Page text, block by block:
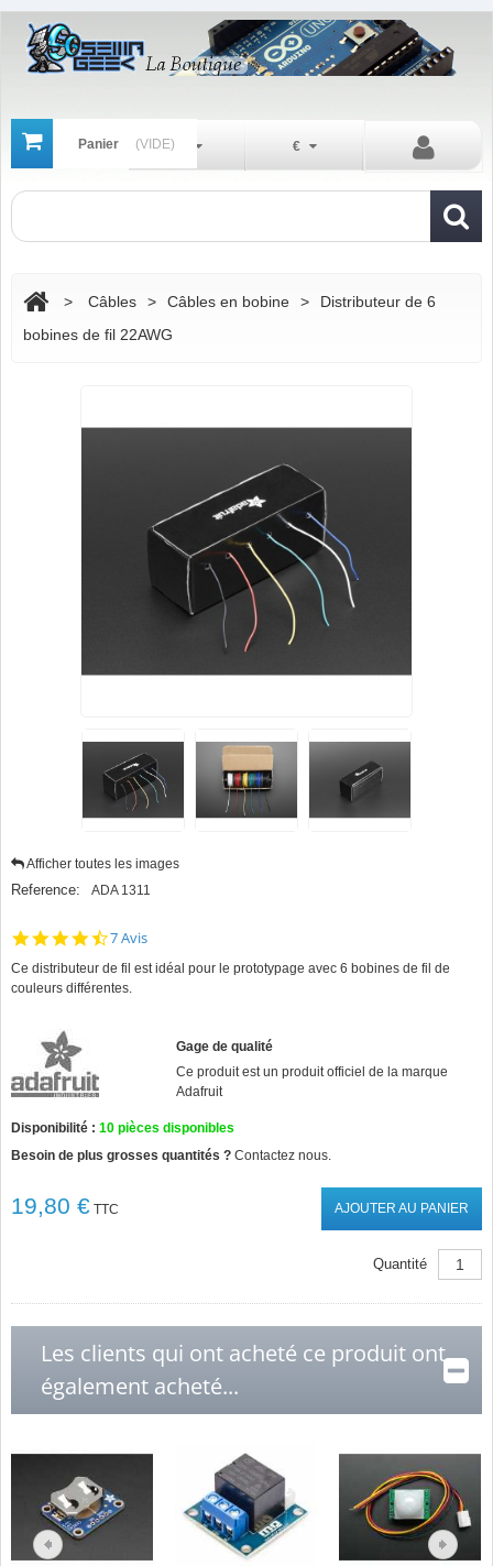
Panier (VIDE) €
Fr
> Câbles > Câbles en bobine >
Distributeur de 6
bobines de fil 22AWG
Afficher toutes les images
Reference: ADA 1311
4.3
rating
7 Avis
Ce distributeur de fil est idéal pour le prototypage avec 6 bobines de fil de
couleurs différentes.
Gage de qualité
Ce produit est un produit officiel de la marque
Adafruit
Disponibilité :10 pièces disponibles
Besoin de plus grosses quantités ?Contactez nous.
19,80 € TTC AJOUTER AU PANIER
Quantité
Les clients qui ont acheté ce produit ont
également acheté...